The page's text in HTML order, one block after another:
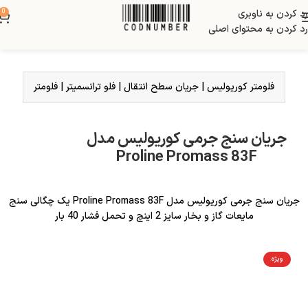
رد کردن به ناوبری
رد کردن به محتوای اصلی
0
فلومتر کوریولیس جریان سطح انتقال فلو ترانسمیتر فلومتر
جریان سنج جرمی کوریولیس مدل
Proline Promass 83F
جریان سنج جرمی کوریولیس مدل Proline Promass 83F یک چگالی سنج
مایعات گاز و بخار سایز 2 اینچ و تحمل فشار 40 بار
ویژه